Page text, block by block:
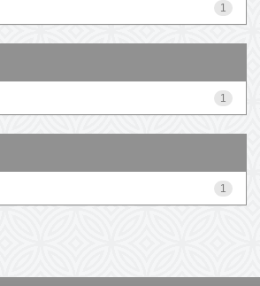
1
1
1